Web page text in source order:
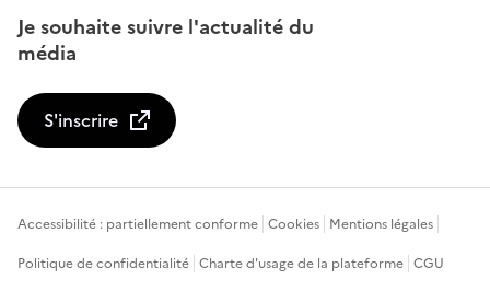
Je souhaite suivre l'actualité du
média
S'inscrire
Accessibilité : partiellement conforme Cookies Mentions légales
Politique de confidentialité Charte d'usage de la plateforme CGU